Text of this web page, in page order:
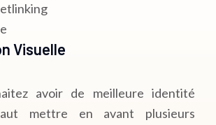
Visuelle
avoir de meilleure identité
mettre en avant plusieurs